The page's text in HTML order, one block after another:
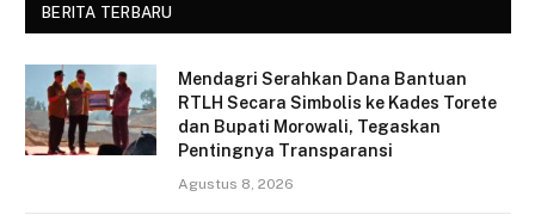
BERITA TERBARU
Mendagri Serahkan Dana Bantuan
RTLH Secara Simbolis ke Kades Torete
dan Bupati Morowali, Tegaskan
Pentingnya Transparansi
Agustus 8, 2026